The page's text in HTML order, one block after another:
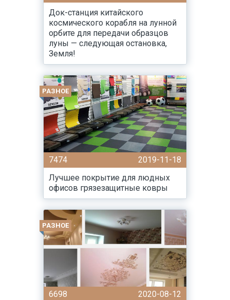
Док-станция китайского
космического корабля на лунной
орбите для передачи образцов
луны — следующая остановка,
Земля!
РАЗНОЕ
7474
2019-11-18
Лучшее покрытие для людных
офисов грязезащитные ковры
РАЗНОЕ
6698
2020-08-12